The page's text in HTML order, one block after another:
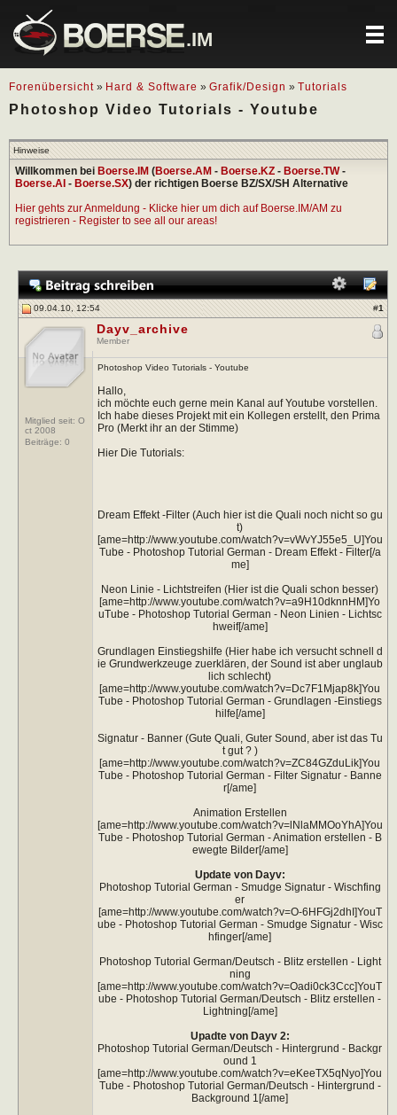
.IM
Forenübersicht » Hard & Software » Grafik/Design » Tutorials
Photoshop Video Tutorials - Youtube
Hinweise
Willkommen bei Boerse.IM (Boerse.AM - Boerse.KZ - Boerse.TW-
Boerse.AI - Boerse.SX) der richtigen Boerse BZ/SX/SH Alternative
Hier gehts zur Anmeldung - Klicke hier um dich auf Boerse.IM/AM zu
registrieren - Register to see all our areas!
09.04.10, 12:54 #1
Mitglied seit: O
ct 2008
Beiträge: 0
Dayv_archive
Member
Photoshop Video Tutorials - Youtube
Hallo,
ich möchte euch gerne mein Kanal auf Youtube vorstellen.
Ich habe dieses Projekt mit ein Kollegen erstellt, den Prima
Pro (Merkt ihr an der Stimme)
Hier Die Tutorials:
Dream Effekt -Filter (Auch hier ist die Quali noch nicht so gu
t)
[ame=http://www.youtube.com/watch?v=vWvYJ55e5_U]You
Tube - Photoshop Tutorial German - Dream Effekt - Filter[/a
me]
Neon Linie - Lichtstreifen (Hier ist die Quali schon besser)
[ame=http://www.youtube.com/watch?v=a9H10dknnHM]Yo
uTube - Photoshop Tutorial German - Neon Linien - Lichtsc
hweif[/ame]
Grundlagen Einstiegshilfe (Hier habe ich versucht schnell d
ie Grundwerkzeuge zuerklären, der Sound ist aber unglaub
lich schlecht)
[ame=http://www.youtube.com/watch?v=Dc7F1Mjap8k]You
Tube - Photoshop Tutorial German - Grundlagen -Einstiegs
hilfe[/ame]
Signatur - Banner (Gute Quali, Guter Sound, aber ist das Tu
t gut ? )
[ame=http://www.youtube.com/watch?v=ZC84GZduLik]You
Tube - Photoshop Tutorial German - Filter Signatur - Banne
r[/ame]
Animation Erstellen
[ame=http://www.youtube.com/watch?v=lNlaMMOoYhA]You
Tube - Photoshop Tutorial German - Animation erstellen - B
ewegte Bilder[/ame]
Update von Dayv:
Photoshop Tutorial German - Smudge Signatur - Wischfing
er
[ame=http://www.youtube.com/watch?v=O-6HFGj2dhI]YouT
ube - Photoshop Tutorial German - Smudge Signatur - Wisc
hfinger[/ame]
Photoshop Tutorial German/Deutsch - Blitz erstellen - Light
ning
[ame=http://www.youtube.com/watch?v=Oadi0ck3Ccc]YouT
ube - Photoshop Tutorial German/Deutsch - Blitz erstellen -
Lightning[/ame]
Upadte von Dayv 2:
Photoshop Tutorial German/Deutsch - Hintergrund - Backgr
ound 1
[ame=http://www.youtube.com/watch?v=eKeeTX5qNyo]You
Tube - Photoshop Tutorial German/Deutsch - Hintergrund -
Background 1[/ame]